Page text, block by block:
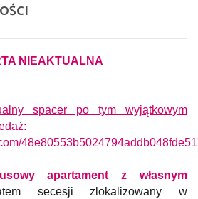
spacer po tym wyjątkowym
:
apartament z własnym
secesji zlokalizowany w